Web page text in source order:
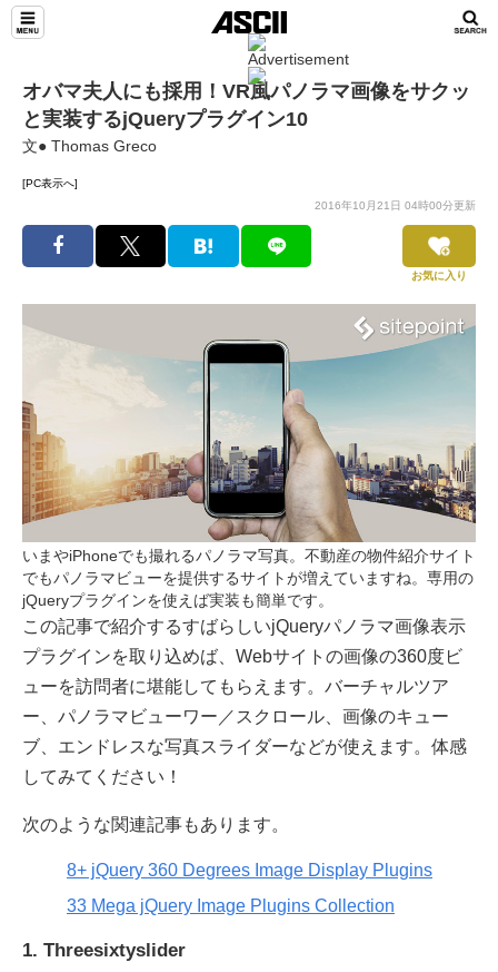
オバマ夫人にも採用！VR風パノラマ画像をサクッ
と実装するjQueryプラグイン10
文● Thomas Greco
[PC表示へ]
2016年10月21日 04時00分更新
お気に入り
いまやiPhoneでも撮れるパノラマ写真。不動産の物件紹介サイト
でもパノラマビューを提供するサイトが増えていますね。専用の
jQueryプラグインを使えば実装も簡単です。
この記事で紹介するすばらしいjQueryパノラマ画像表示
プラグインを取り込めば、Webサイトの画像の360度ビ
ューを訪問者に堪能してもらえます。バーチャルツア
ー、パノラマビューワー／スクロール、画像のキュー
ブ、エンドレスな写真スライダーなどが使えます。体感
してみてください！
次のような関連記事もあります。
8+ jQuery 360 Degrees Image Display Plugins
33 Mega jQuery Image Plugins Collection
1. Threesixtyslider